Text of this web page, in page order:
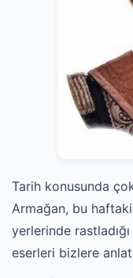
Tarih konusunda
Armağan, bu haftaki
yerlerinde
eserleri bizlere